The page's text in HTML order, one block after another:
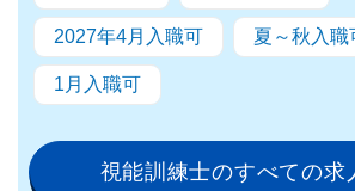
2027年4月入職可 夏～秋入職
1月入職可
視能訓練士のすべての求